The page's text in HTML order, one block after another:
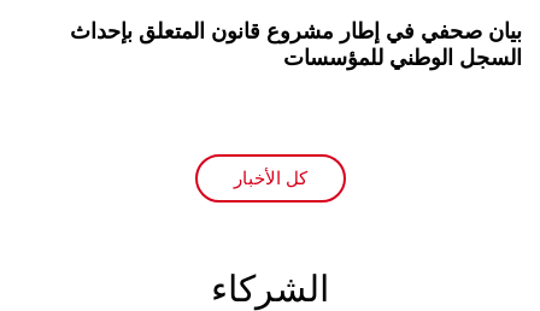
بیان صحفي في إطار مشروع قانون المتعلق بإحداث
السجل الوطني للمؤسسات
كل الأخبار
الشركاء